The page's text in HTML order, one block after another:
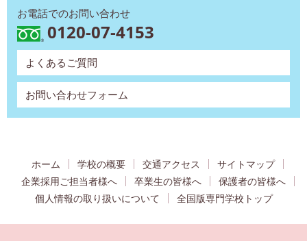
お電話でのお問い合わせ
0120-07-4153
よくあるご質問
お問い合わせフォーム
ホーム 学校の概要 交通アクセス
サイトマップ
企業採用ご担当者様へ
卒業生の皆様へ
保護者の皆様へ
個人情報の取り扱いについて
全国版専門学校トップ